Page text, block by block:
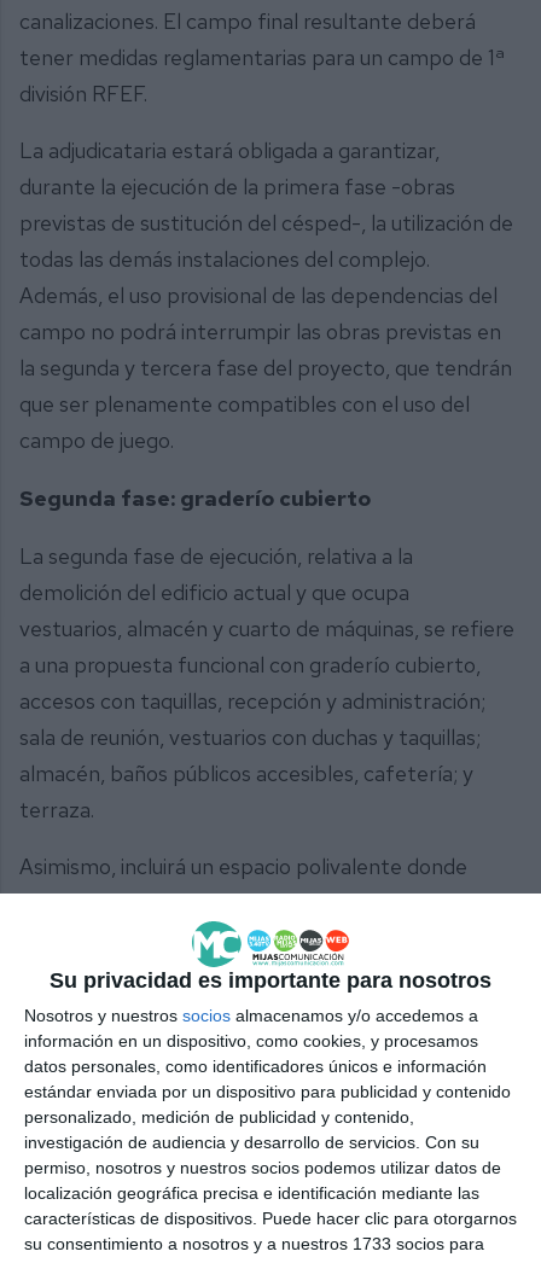
Su privacidad es importante para nosotros
Nosotros y nuestros socios almacenamos y/o accedemos a
información en un dispositivo, como cookies, y procesamos
datos personales, como identificadores únicos e información
estándar enviada por un dispositivo para publicidad y contenido
personalizado, medición de publicidad y contenido,
investigación de audiencia y desarrollo de servicios. Con su
permiso, nosotros y nuestros socios podemos utilizar datos de
localización geográfica precisa e identificación mediante las
características de dispositivos. Puede hacer clic para otorgarnos
su consentimiento a nosotros y a nuestros 1733 socios para
canalizaciones. El campo final resultante deberá
tener medidas reglamentarias para un campo de 1ª
división RFEF.
La adjudicataria estará obligada a garantizar,
durante la ejecución de la primera fase -obras
previstas de sustitución del césped-, la utilización de
todas las demás instalaciones del complejo.
Además, el uso provisional de las dependencias del
campo no podrá interrumpir las obras previstas en
la segunda y tercera fase del proyecto, que tendrán
que ser plenamente compatibles con el uso del
campo de juego.
Segunda fase: graderío cubierto
La segunda fase de ejecución, relativa a la
demolición del edificio actual y que ocupa
vestuarios, almacén y cuarto de máquinas, se refiere
a una propuesta funcional con graderío cubierto,
accesos con taquillas, recepción y administración;
sala de reunión, vestuarios con duchas y taquillas;
almacén, baños públicos accesibles, cafetería; y
terraza.
Asimismo, incluirá un espacio polivalente donde
desarrollar prácticas deportivas complementarias
como sala de entrenamiento y musculación. Toda
esta parte del proyecto tiene un presupuesto
concreto de 5,2 millones de euros.